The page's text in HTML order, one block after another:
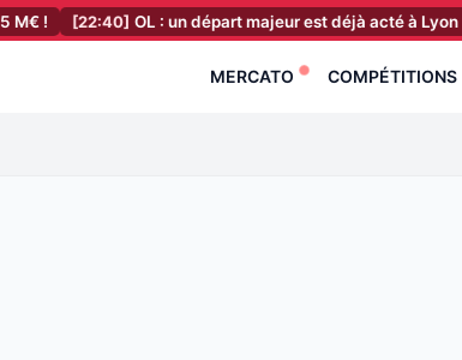
[22:40] OL : un départ majeur est déjà acté à Lyon !
MERCATO COMPÉTITIONS